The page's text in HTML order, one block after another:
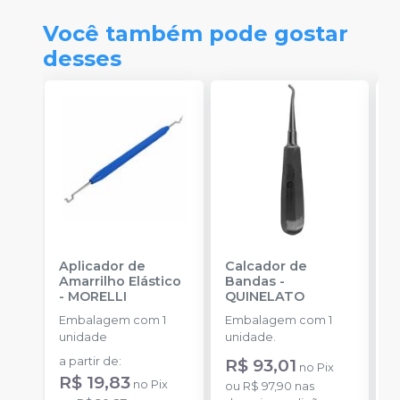
Você também pode gostar
desses
Aplicador de
Amarrilho Elástico
- MORELLI
Embalagem com 1
unidade
a partir de:
R$ 19,83 no Pix
Calcador de
Bandas-
QUINELATO
Embalagem com 1
unidade.
R$ 93,01 no Pix
ou R$ 97,90 nas